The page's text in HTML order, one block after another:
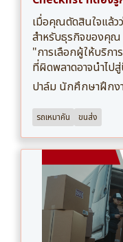
เมื่อคุณตัดสินใจแล้ว
สำหรับธุรกิจของคุ
"การเลือกผู้ให้บริกา
ที่ผิดพลาดอาจนำไป
ปาล์ม นักศึกษาฝึกง
รถเหมาคัน ขนส่ง